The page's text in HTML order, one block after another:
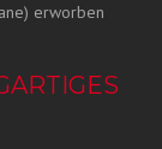
erworben